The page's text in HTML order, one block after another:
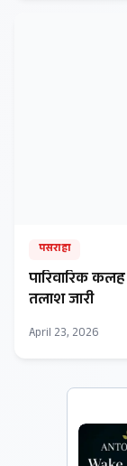
पसराहा
​पारिवारिक
तलाश जारी
April 23, 2026